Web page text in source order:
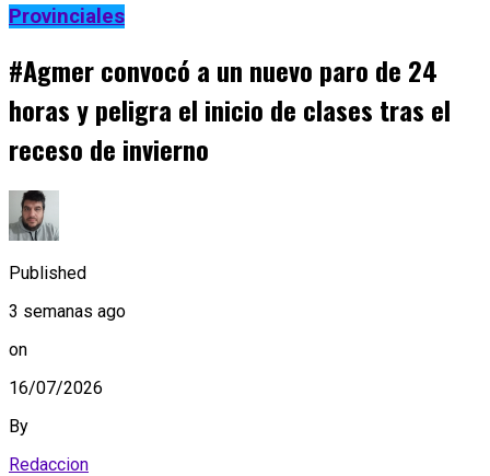
Provinciales
#Agmer convocó a un nuevo paro de 24
horas y peligra el inicio de clases tras el
receso de invierno
Published
3 semanas ago
on
16/07/2026
By
Redaccion